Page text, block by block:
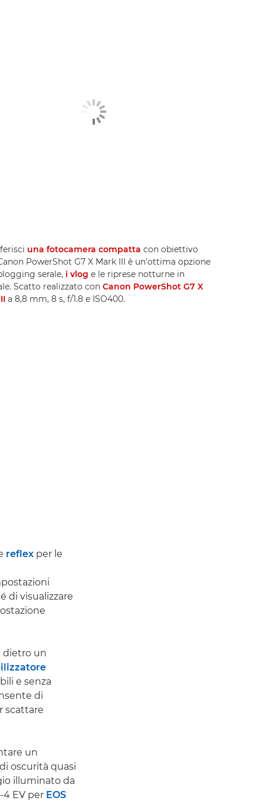
una fotocamera compatta con obiettivo
PowerShot G7 X Mark III è un'ottima opzione
serale, i vlog e le riprese notturne in
Scatto realizzato conCanon PowerShot G7 X
a 8,8 mm, 8 s, f/1.8 e ISO400.
reflex per le
di visualizzare
dietro un
e senza
di
scattare
un
oscurità quasi
illuminato da
4 EV per EOS